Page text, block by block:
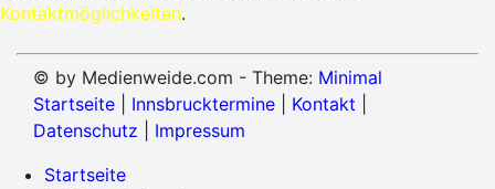
Kontaktmöglichkeiten.
© by Medienweide.com - Theme: Minimal
Startseite
Innsbrucktermine Kontakt
Datenschutz
Impressum
Startseite